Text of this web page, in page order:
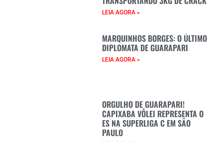
LEIA AGORA »
MARQUINHOS BORGES: O ÚLTIMO
DIPLOMATA DE GUARAPARI
LEIA AGORA »
ORGULHO DE GUARAPARI!
CAPIXABA VÔLEI REPRESENTA O
ES NA SUPERLIGA C EM SÃO
PAULO